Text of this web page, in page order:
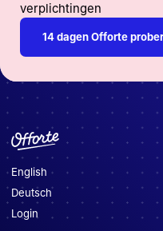
verplichtingen
14 dagen Offorte
English
Deutsch
Login